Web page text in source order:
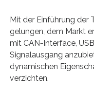
Mit der Einführung der
gelungen, dem Markt
mit CAN-Interface,
Signalausgang
dynamischen
verzichten.